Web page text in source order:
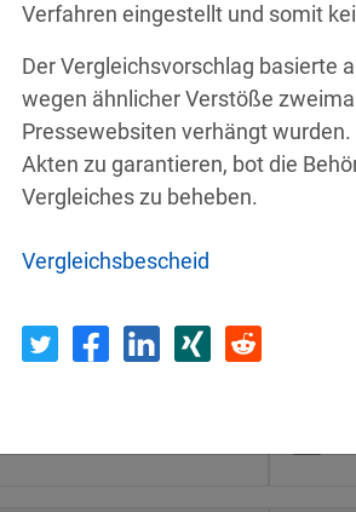
Privatperson PL
ft
Η Μάθηση
Verfahren eingestellt und somit
Der Vergleichsvorschlag basierte
wegen ähnlicher Verstöße
Pressewebsiten verhängt
Akten zu garantieren, bot die
Vergleiches zu beheben.
Vergleichsbescheid